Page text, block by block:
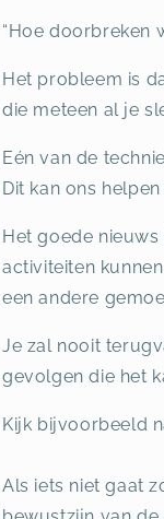
“Hoe doorbreken
Het probleem is
die meteen al je
Eén van de
Dit kan ons
Het goede
activiteiten
een andere
Je zal nooit
gevolgen die het
Kijk bijvoorbeeld
Als iets niet gaat